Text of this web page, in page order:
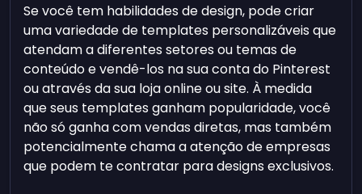
Se você tem habilidades de design, pode criar
uma variedade de templates personalizáveis que
atendam a diferentes setores ou temas de
conteúdo e vendê-los na sua conta do Pinterest
ou através da sua loja online ou site. À medida
que seus templates ganham popularidade, você
não só ganha com vendas diretas, mas também
potencialmente chama a atenção de empresas
que podem te contratar para designs exclusivos.